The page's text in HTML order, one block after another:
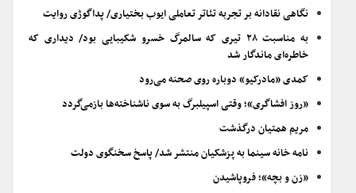
نگاهی نقادانه بر تجربه تئاتر تعاملی ایوب بختیاری/ پداگوژی روایت
به مناسبت ۲۸ تیری که سالمرگ خسرو شکیبایی بود/ دیداری که
خاطره‌ای ماندگار شد
کمدی «مادرکیو» دوباره روی صحنه می‌رود
«روز افشاگری»؛ وقتی اسپیلبرگ به سوی ناشناخته‌ها بازمی‌گردد
مریم همتیان درگذشت
نامه خانه سینما به پزشکیان منتشر شد/ پاسخ سخنگوی دولت
«زن و بچه»؛ فروپاشیدن